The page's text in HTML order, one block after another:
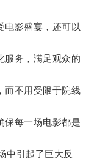
影盛宴，还可以
务，满足观众的
不用受限于院线
每一场电影都是
引起了巨大反